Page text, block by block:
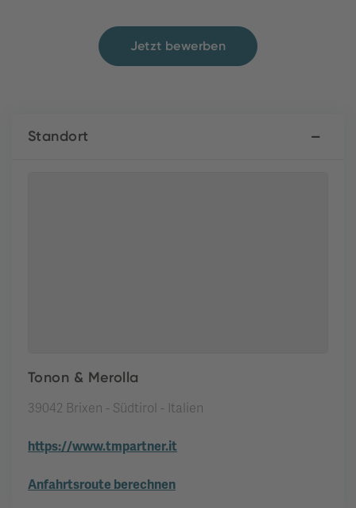
Jetzt bewerben
Standort
Tonon & Merolla
39042 Brixen - Südtirol - Italien
https://www.tmpartner.it
Anfahrtsroute berechnen